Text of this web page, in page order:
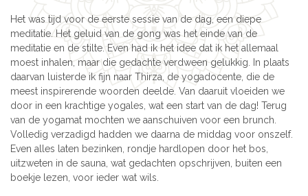
Het was tijd voor de eerste sessie van de dag, een diepe
meditatie. Het geluid van de gong was het einde van de
meditatie en de stilte. Even had ik het idee dat ik het allemaal
moest inhalen, maar die gedachte verdween gelukkig. In plaats
daarvan luisterde ik fijn naar Thirza, de yogadocente, die de
meest inspirerende woorden deelde. Van daaruit vloeiden we
door in een krachtige yogales, wat een start van de dag! Terug
van de yogamat mochten we aanschuiven voor een brunch.
Volledig verzadigd hadden we daarna de middag voor onszelf.
Even alles laten bezinken, rondje hardlopen door het bos,
uitzweten in de sauna, wat gedachten opschrijven, buiten een
boekje lezen, voor ieder wat wils.